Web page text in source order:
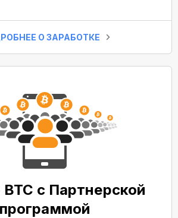
О ЗАРАБОТКЕ
с Партнерской
программой